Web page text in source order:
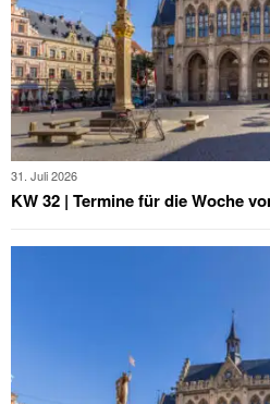
31. Juli 2026
KW 32 | Termine für die Woche